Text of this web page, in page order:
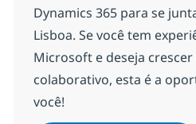
Dynamics 365 para se
Lisboa. Se você tem
Microsoft e deseja
colaborativo, esta é a
você!